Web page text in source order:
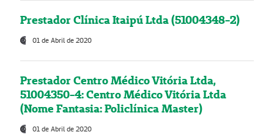
Prestador Clínica Itaipú Ltda (51004348-2)
01 de Abril de 2020
Prestador Centro Médico Vitória Ltda,
51004350-4: Centro Médico Vitória Ltda
(Nome Fantasia: Policlínica Master)
01 de Abril de 2020